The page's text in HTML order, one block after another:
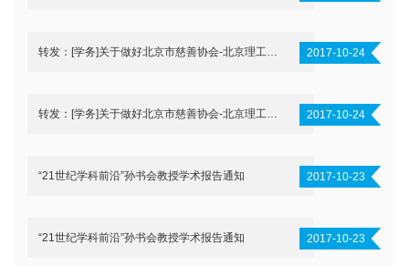
2017-10-24
2017-10-24
“21世纪学科前沿”孙书会教授学术报告通知 2017-10-23
“21世纪学科前沿”孙书会教授学术报告通知 2017-10-23